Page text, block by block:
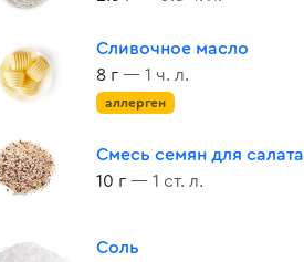
Сливочное масло
8 г — 1 ч. л.
аллерген
Смесь семян для салата
10 г — 1 ст. л.
Соль